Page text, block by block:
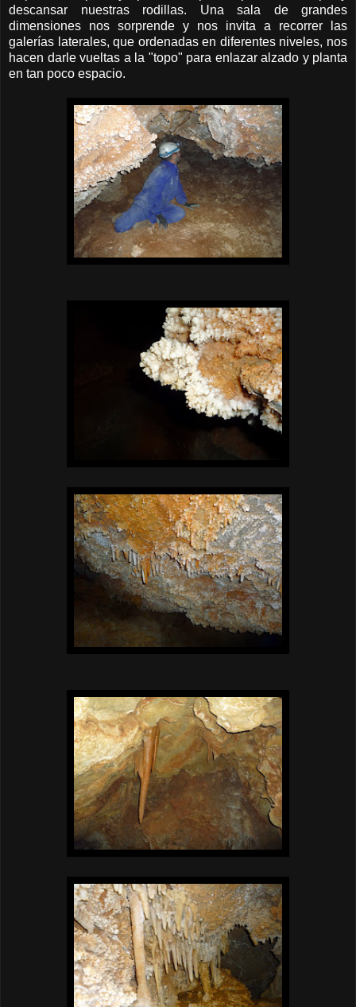
descansar nuestras rodillas. Una sala de grandes
dimensiones nos sorprende y nos invita a recorrer las
galerías laterales, que ordenadas en diferentes niveles, nos
hacen darle vueltas a la "topo" para enlazar alzado y planta
en tan poco espacio.